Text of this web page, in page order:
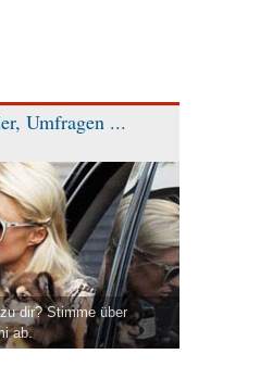
Umfragen ...
dir? Stimme über
ab.